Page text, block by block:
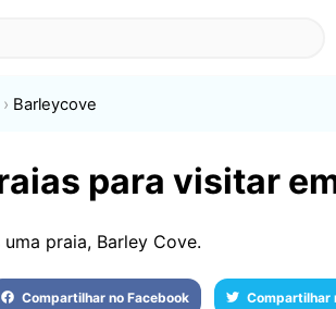
Barleycove
para visitar
praia, Barley Cove.
Compartilhar no Facebook Compartilhar